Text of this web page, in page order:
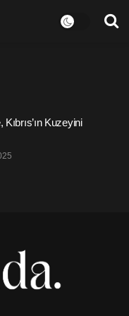
Kuzeyini